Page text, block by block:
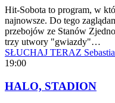
Hit-Sobota to program, w
najnowsze. Do tego
przebojów ze Stanów
trzy utwory "gwiazdy"…
SŁUCHAJ TERAZ
19:00
HALO, STADION